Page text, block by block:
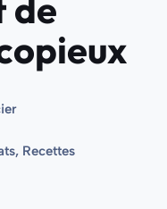
de
, Recettes